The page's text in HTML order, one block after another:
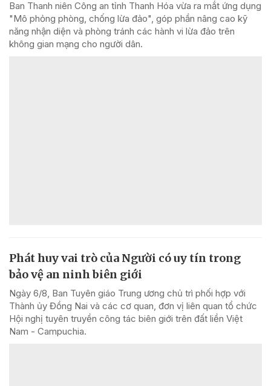
Ban Thanh niên Công an tỉnh Thanh Hóa vừa ra mắt ứng dụng
"Mô phỏng phòng, chống lừa đảo", góp phần nâng cao kỹ
năng nhận diện và phòng tránh các hành vi lừa đảo trên
không gian mạng cho người dân.
Phát huy vai trò của Người có uy tín trong
bảo vệ an ninh biên giới
Ngày 6/8, Ban Tuyên giáo Trung ương chủ trì phối hợp với
Thành ủy Đồng Nai và các cơ quan, đơn vị liên quan tổ chức
Hội nghị tuyên truyền công tác biên giới trên đất liền Việt
Nam - Campuchia.